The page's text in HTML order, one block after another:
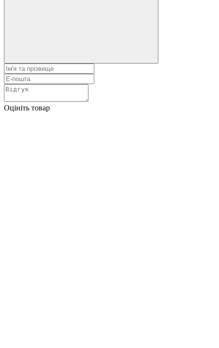
Оцініть товар